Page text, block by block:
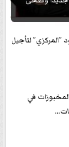
”المركزي” لتأجيل
في